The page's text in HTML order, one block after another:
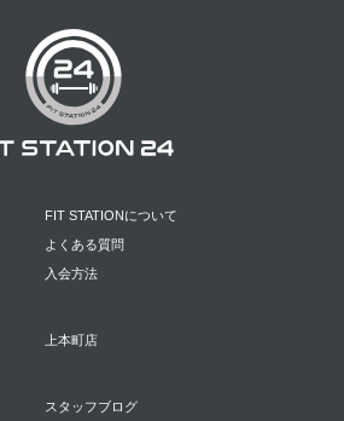
FIT STATIONについて
よくある質問
入会方法
上本町店
スタッフブログ